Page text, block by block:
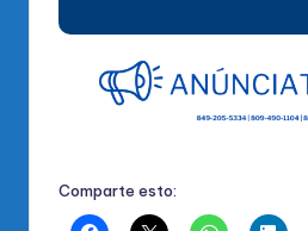
Comparte esto: